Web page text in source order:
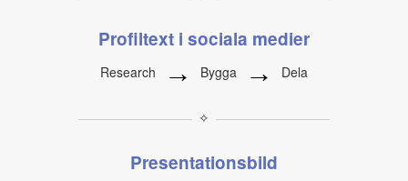
Profiltext i sociala medier
Research → Bygga → Dela
✧
Presentationsbild